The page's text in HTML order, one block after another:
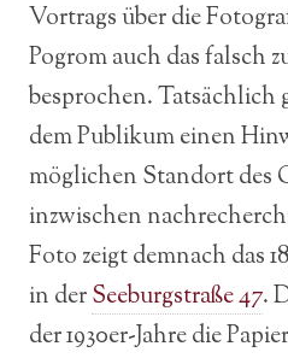
Vortrags über die
Pogrom auch das falsch
besprochen. Tatsächlich
dem Publikum einen
möglichen Standort des
inzwischen
Foto zeigt demnach das
in derSeeburgstraße 47.
der 1930er-Jahre die